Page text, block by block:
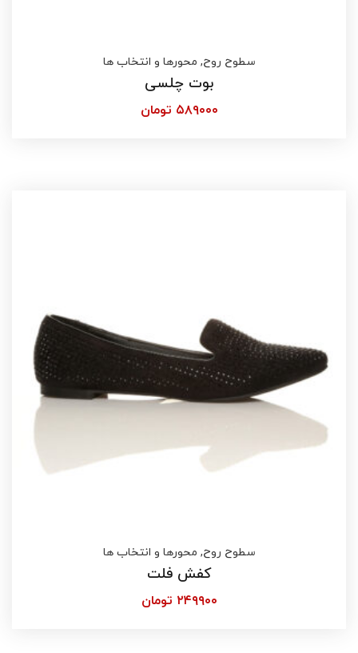
سطوح روح, محورها و انتخاب ها
بوت چلسی
۵۸۹۰۰۰ تومان
سطوح روح, محورها و انتخاب ها
کفش فلت
۲۴۹۹۰۰ تومان